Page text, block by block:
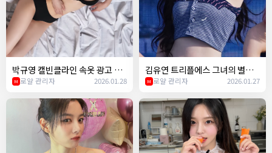
박규영 캘빈클라인 속옷 광고 ㄷ
ㄷ
M 로얄 관리자 2026.01.28
김유연 트리플에스 그녀의 별명
이 띨띨좌인 이유ㅋㅋ
M 로얄 관리자 2026.01.27